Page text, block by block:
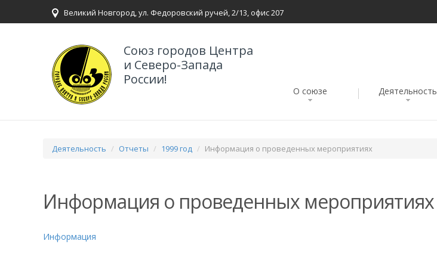
Великий Новгород, ул. Федоровский ручей, 2/13, офис 207
Союз городов Центра
и Северо-Запада
России!
О союзе Деятельность
Деятельность Отчеты 1999 год Информация о проведенных мероприятиях
Информация о проведенных мероприятиях
Информация